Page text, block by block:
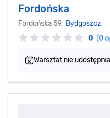
Fordońska
Fordońska 59, Bydgoszcz
0 (0
Warsztat nie